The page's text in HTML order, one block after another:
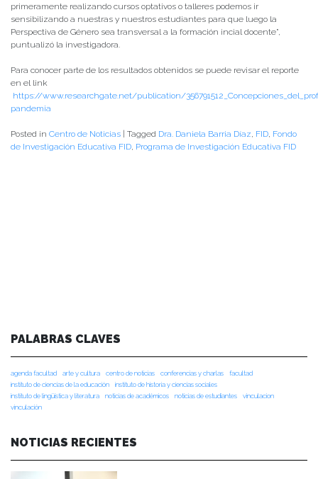
primeramente realizando cursos optativos o talleres podemos ir
sensibilizando a nuestras y nuestros estudiantes para que luego la
Perspectiva de Género sea transversal a la formación incial docente”,
puntualizó la investigadora.
Para conocer parte de los resultados obtenidos se puede revisar el reporte
en el link
https://www.researchgate.net/publication/
pandemia
Posted in Centro de Noticias Tagged Dra. Daniela Barria Díaz, FID, Fondo
de Investigación Educativa FID, Programa de Investigación Educativa FID
PALABRAS CLAVES
agenda facultad arte y cultura centro de noticias conferencias y charlas
facultad
instituto de ciencias de la educación
instituto de historia y ciencias sociales
instituto de lingüística y literatura
noticias de académicos noticias de estudiantes
vinculacion
vinculación
NOTICIAS RECIENTES